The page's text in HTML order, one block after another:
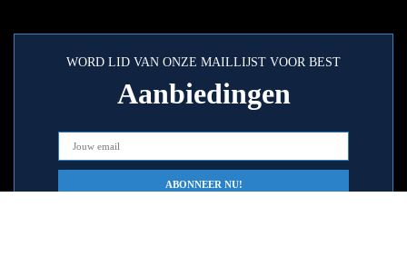
WORD LID VAN ONZE MAILLIJST VOOR BEST
Aanbiedingen